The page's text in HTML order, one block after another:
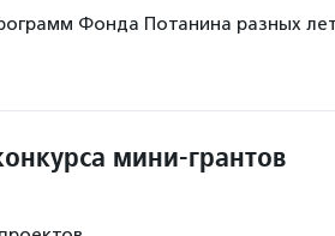
Фонда Потанина разных
мини-грантов